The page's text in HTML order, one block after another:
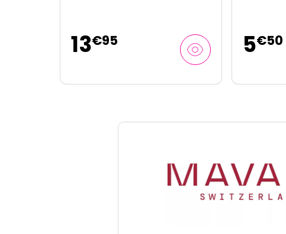
5€50 15€95